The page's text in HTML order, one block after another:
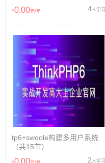
¥0.00元/年 4人学习
tp6+swoole构建多用户系统
（共15节）
0.00 2人学习